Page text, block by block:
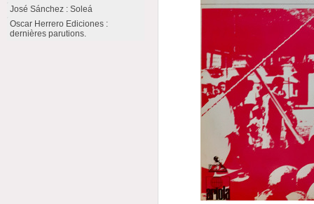
José Sánchez : Soleá
Oscar Herrero Ediciones :
dernières parutions.